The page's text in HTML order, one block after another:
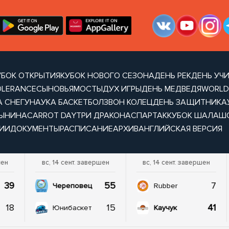
ОТКРЫТИЯКУБОК НОВОГО СЕЗОНАДЕНЬ РЕКДЕНЬ
СЫНОВЬЯМОСТЫДУХ ИГРЫДЕНЬ МЕДВЕДЯ
СНЕГУНАУКА БАСКЕТБОЛЗВОН КОЛЕЦДЕНЬ ЗАЩИТНИКА
CARROT DAYТРИ ДРАКОНАСПАРТАККУБОК
ДОКУМЕНТЫРАСПИСАНИЕАРХИВАНГЛИЙСКАЯ ВЕРСИЯ
39
18
вс, 14 сент. завершен
Череповец 55
Юнибаскет 15
вс, 14 сент. завершен
Rubber 7
Каучук 41